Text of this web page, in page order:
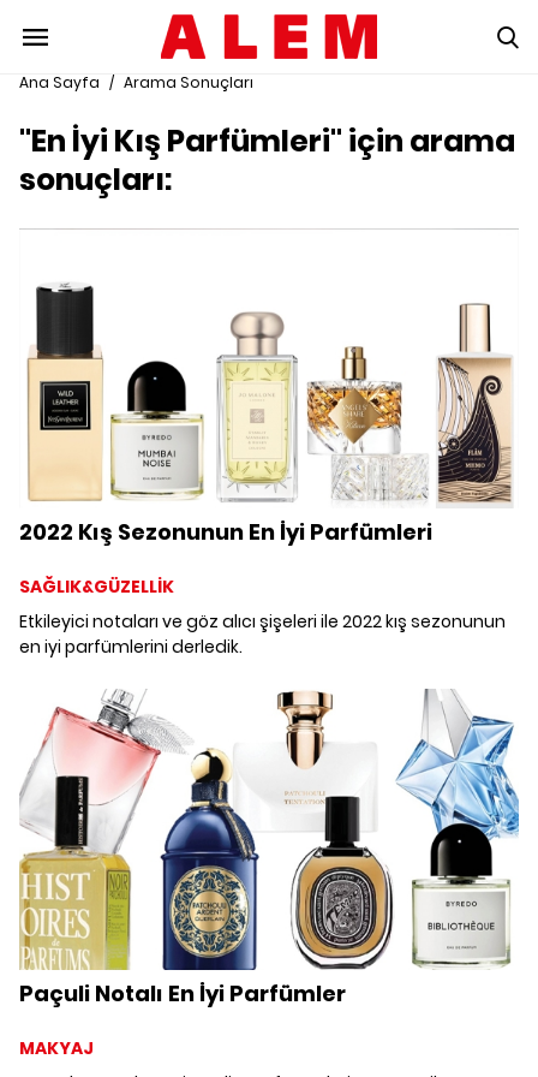
Ana Sayfa / Arama Sonuçları
"En İyi Kış Parfümleri" için arama
sonuçları:
2022 Kış Sezonunun En İyi Parfümleri
SAĞLIK&GÜZELLİK
Etkileyici notaları ve göz alıcı şişeleri ile 2022 kış sezonunun
en iyi parfümlerini derledik.
Paçuli Notalı En İyi Parfümler
MAKYAJ